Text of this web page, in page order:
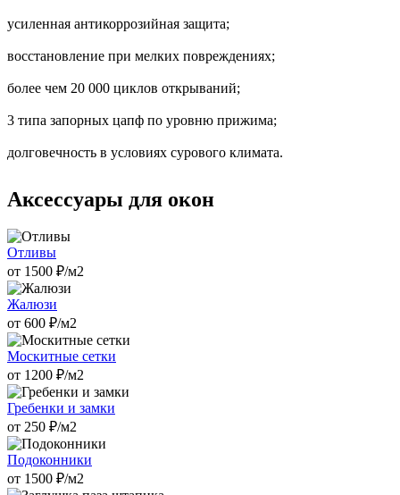
усиленная антикоррозийная защита;
восстановление при мелких повреждениях;
более чем 20 000 циклов открываний;
3 типа запорных цапф по уровню прижима;
долговечность в условиях сурового климата.
Аксессуары для окон
Отливы
от 1500 ₽/м2
Жалюзи
от 600 ₽/м2
Москитные сетки
от 1200 ₽/м2
Гребенки и замки
от 250 ₽/м2
Подоконники
от 1500 ₽/м2